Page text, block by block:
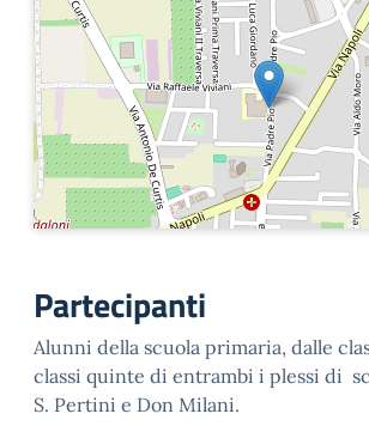
Partecipanti
Alunni della scuola primaria, dalle
classi quinte di entrambi i plessi di
S. Pertini e Don Milani.